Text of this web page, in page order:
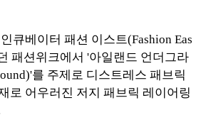
큐베이터 패션 이스트(Fashion Eas
패션위크에서 '아일랜드 언더그라
를 주제로 디스트레스 패브릭
로 어우러진 저지 패브릭 레이어링